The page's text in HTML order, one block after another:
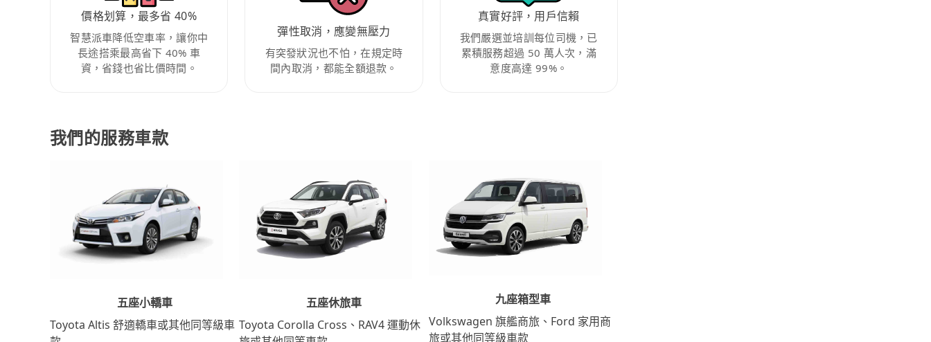
價格划算，最多省 40%
智慧派車降低空車率，讓你中
長途搭乘最高省下 40% 車
資，省錢也省比價時間。
彈性取消，應變無壓力
有突發狀況也不怕，在規定時
間內取消，都能全額退款。
真實好評，用戶信賴
我們嚴選並培訓每位司機，已
累積服務超過 50 萬人次，滿
意度高達 99%。
我們的服務車款
五座小轎車
Toyota Altis 舒適轎車或其他同等級車
五座休旅車
Toyota Corolla Cross、RAV4 運動休
九座箱型車
Volkswagen 旗艦商旅、Ford 家用商
旅或其他同等級車款